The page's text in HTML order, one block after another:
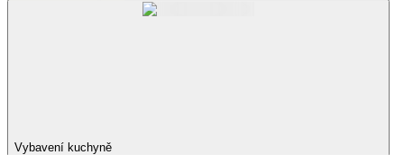
Vybavení kuchyně